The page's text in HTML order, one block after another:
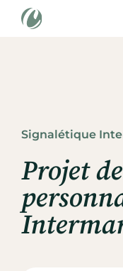
Signalétique
Projet